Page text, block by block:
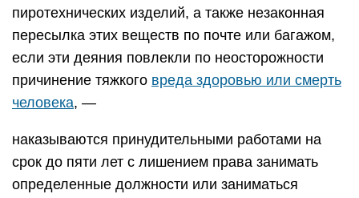
пиротехнических изделий, а также незаконная
пересылка этих веществ по почте или багажом,
если эти деяния повлекли по неосторожности
причинение тяжкого вреда здоровью или смерть
человека, —
наказываются принудительными работами на
срок до пяти лет с лишением права занимать
определенные должности или заниматься